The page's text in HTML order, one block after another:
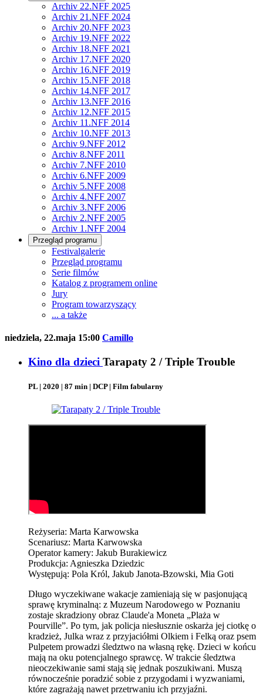
Archiv 22.NFF 2025
Archiv 21.NFF 2024
Archiv 20.NFF 2023
Archiv 19.NFF 2022
Archiv 18.NFF 2021
Archiv 17.NFF 2020
Archiv 16.NFF 2019
Archiv 15.NFF 2018
Archiv 14.NFF 2017
Archiv 13.NFF 2016
Archiv 12.NFF 2015
Archiv 11.NFF 2014
Archiv 10.NFF 2013
Archiv 9.NFF 2012
Archiv 8.NFF 2011
Archiv 7.NFF 2010
Archiv 6.NFF 2009
Archiv 5.NFF 2008
Archiv 4.NFF 2007
Archiv 3.NFF 2006
Archiv 2.NFF 2005
Archiv 1.NFF 2004
Przegląd programu
Festivalgalerie
Przegląd programu
Serie filmów
Katalog z programem online
Jury
Program towarzyszący
... a także
niedziela, 22.maja 15:00 Camillo
Kino dla dzieci Tarapaty 2 / Triple Trouble
PL | 2020 | 87 min | DCP | Film fabularny
Reżyseria: Marta Karwowska
Scenariusz: Marta Karwowska
Operator kamery: Jakub Burakiewicz
Produkcja: Agnieszka Dziedzic
Występują: Pola Król, Jakub Janota-Bzowski, Mia Goti
Długo wyczekiwane wakacje zamieniają się w pasjonującą
sprawę kryminalną: z Muzeum Narodowego w Poznaniu
zostaje skradziony obraz Claude'a Moneta „Plaża w
Pourville”. Po tym, jak policja niesłusznie oskarża jej ciotkę o
kradzież, Julka wraz z przyjaciółmi Olkiem i Felką oraz psem
Pulpetem prowadzi śledztwo na własną rękę. Dzieci w końcu
mają na oku potencjalnego sprawcę. W trakcie śledztwa
nieoczekiwanie sami stają się jednak poszukiwani. Muszą
równocześnie poradzić sobie z przygodami i wyzwaniami,
które zagrażają nawet przetrwaniu ich przyjaźni.